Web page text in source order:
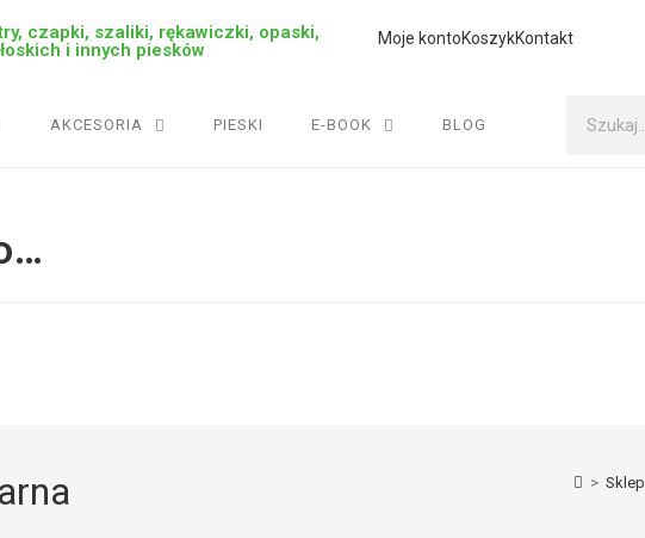
czapki, szaliki, rękawiczki, opaski,
i innych piesków
Moje kontoKoszykKontakt
AKCESORIA PIESKI E-BOOK BLOG
> Sklep